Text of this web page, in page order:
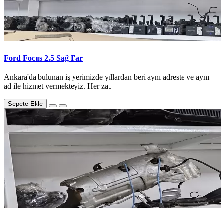
Ford Focus 2.5 Sağ Far
Ankara'da bulunan iş yerimizde yıllardan beri aynı adreste ve aynı
ad ile hizmet vermekteyiz. Her za..
Sepete Ekle